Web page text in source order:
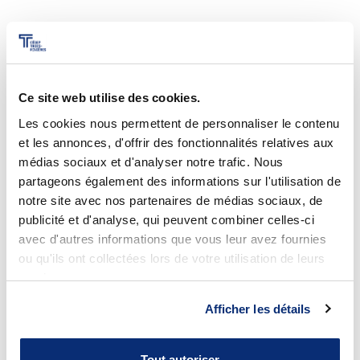
Ce site web utilise des cookies.
Les cookies nous permettent de personnaliser le contenu
et les annonces, d'offrir des fonctionnalités relatives aux
médias sociaux et d'analyser notre trafic. Nous
partageons également des informations sur l'utilisation de
notre site avec nos partenaires de médias sociaux, de
publicité et d'analyse, qui peuvent combiner celles-ci
avec d'autres informations que vous leur avez fournies
ou qu'ils ont collectées lors de votre utilisation de leurs
services.
Afficher les détails